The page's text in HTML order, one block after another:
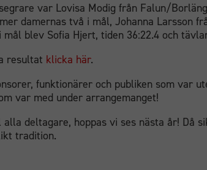
var Lovisa Modig från Falun/
damernas två i mål, Johanna Larsson
blev Sofia Hjert, tiden 36:22.4 och
resultat klicka här.
funktionärer och publiken som var
var med under arrangemanget!
alla deltagare, hoppas vi ses nästa år! Då
tradition.